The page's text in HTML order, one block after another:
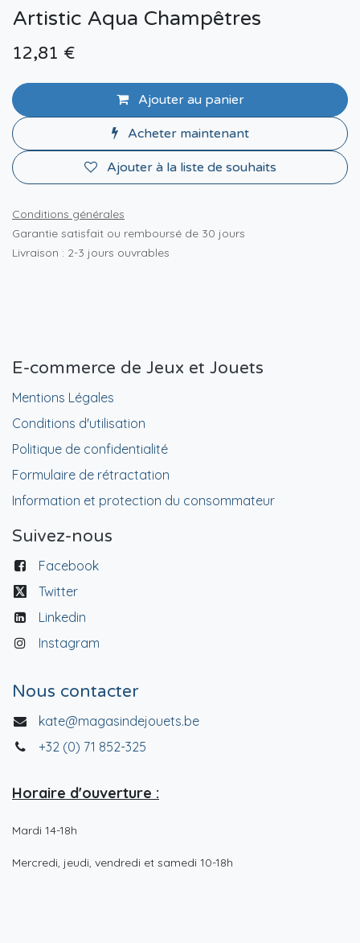
Artistic Aqua Champêtres
12,81 €
Ajouter au panier
Acheter maintenant
Ajouter à la liste de souhaits
Conditions générales
Garantie satisfait ou remboursé de 30 jours
Livraison : 2-3 jours ouvrables
E-commerce de Jeux et Jouets
Mentions Légales
Conditions d'utilisation
Politique de confidentialité
Formulaire de rétractation
Information et protection du consommateur
Suivez-nous
Facebook
Twitter
Linkedin
Instagram
Nous contacter
kate@magasindejouets.be
+32 (0) 71 852-325
Horaire d'ouverture :
Mardi 14-18h
Mercredi, jeudi, vendredi et samedi 10-18h